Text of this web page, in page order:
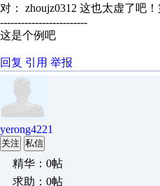
对： zhoujz0312 这也太虚了吧
-------------------------
这是个例吧
回复 引用 举报
yerong4221
关注 私信
精华：0帖
求助：0帖